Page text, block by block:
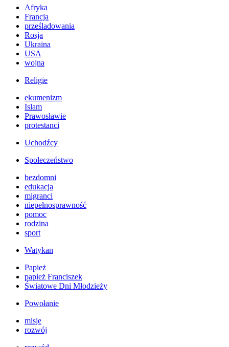
Afryka
Francja
prześladowania
Rosja
Ukraina
USA
wojna
Religie
ekumenizm
Islam
Prawosławie
protestanci
Uchodźcy
Społeczeństwo
bezdomni
edukacja
migranci
niepełnosprawność
pomoc
rodzina
sport
Watykan
Papież
papież Franciszek
Światowe Dni Młodzieży
Powołanie
misje
rozwój